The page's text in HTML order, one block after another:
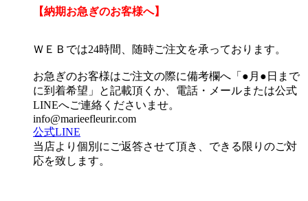
【納期お急ぎのお客様へ】
ＷＥＢでは24時間、随時ご注文を承っております。
お急ぎのお客様はご注文の際に備考欄へ「●月●日まで
に到着希望」と記載頂くか、電話・メールまたは公式
LINEへご連絡くださいませ。
info@marieefleurir.com
公式LINE
当店より個別にご返答させて頂き、できる限りのご対
応を致します。